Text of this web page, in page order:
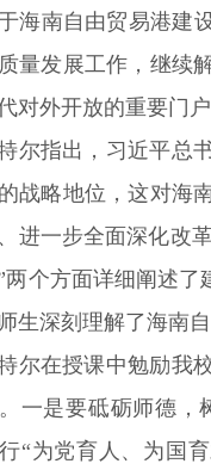
海南自由贸易港建
量发展工作，继续
对外开放的重要门
尔指出，习近平总
战略地位，这对海
进一步全面深化改
两个方面详细阐述
生深刻理解了海南
尔在授课中勉励我
一是要砥砺师德，
“为党育人、为国